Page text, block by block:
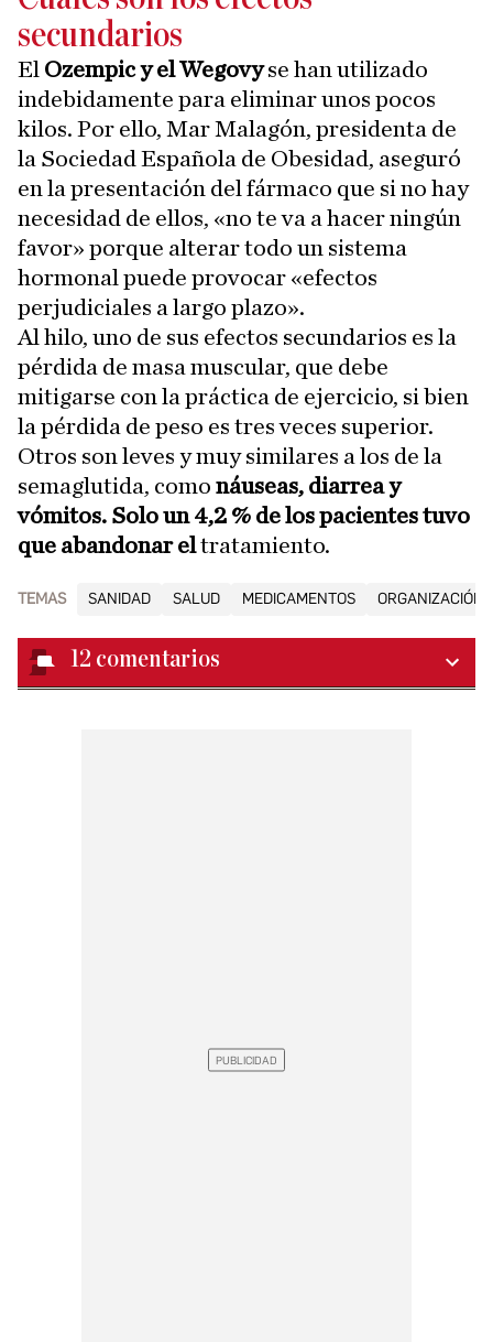
secundarios
El Ozempic y el Wegovyse han utilizado
indebidamente para eliminar unos pocos
kilos. Por ello, Mar Malagón, presidenta de
la Sociedad Española de Obesidad, aseguró
en la presentación del fármaco que si no hay
necesidad de ellos, «no te va a hacer ningún
favor» porque alterar todo un sistema
hormonal puede provocar «efectos
perjudiciales a largo plazo».
Al hilo, uno de sus efectos secundarios es la
pérdida de masa muscular, que debe
mitigarse con la práctica de ejercicio, si bien
la pérdida de peso es tres veces superior.
Otros son leves y muy similares a los de la
semaglutida, como náuseas, diarrea y
vómitos. Solo un 4,2 % de los pacientes tuvo
que abandonar eltratamiento.
TEMAS SANIDAD SALUD MEDICAMENTOS ORGANIZACIÓN
12 comentarios